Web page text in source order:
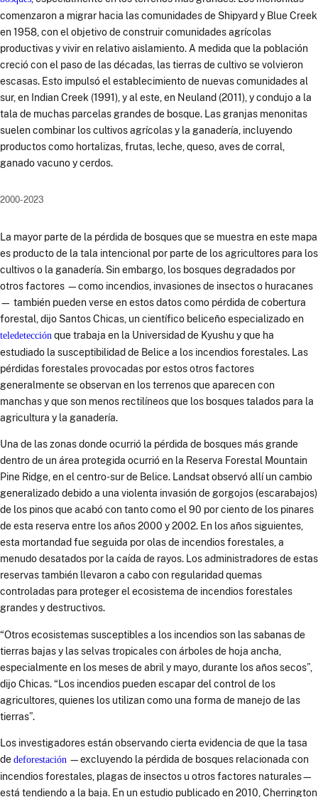
comenzaron a migrar hacia las comunidades de Shipyard y Blue Creek
en 1958, con el objetivo de construir comunidades agrícolas
productivas y vivir en relativo aislamiento. A medida que la población
creció con el paso de las décadas, las tierras de cultivo se volvieron
escasas. Esto impulsó el establecimiento de nuevas comunidades al
sur, en Indian Creek (1991), y al este, en Neuland (2011), y condujo a la
tala de muchas parcelas grandes de bosque. Las granjas menonitas
suelen combinar los cultivos agrícolas y la ganadería, incluyendo
productos como hortalizas, frutas, leche, queso, aves de corral,
ganado vacuno y cerdos.
2000-2023
La mayor parte de la pérdida de bosques que se muestra en este mapa
es producto de la tala intencional por parte de los agricultores para los
cultivos o la ganadería. Sin embargo, los bosques degradados por
otros factores —como incendios, invasiones de insectos o huracanes
— también pueden verse en estos datos como pérdida de cobertura
forestal, dijo Santos Chicas, un científico beliceño especializado en
teledetección que trabaja en la Universidad de Kyushu y que ha
estudiado la susceptibilidad de Belice a los incendios forestales. Las
pérdidas forestales provocadas por estos otros factores
generalmente se observan en los terrenos que aparecen con
manchas y que son menos rectilíneos que los bosques talados para la
agricultura y la ganadería.
Una de las zonas donde ocurrió la pérdida de bosques más grande
dentro de un área protegida ocurrió en la Reserva Forestal Mountain
Pine Ridge, en el centro-sur de Belice. Landsat observó allí un cambio
generalizado debido a una violenta invasión de gorgojos (escarabajos)
de los pinos que acabó con tanto como el 90 por ciento de los pinares
de esta reserva entre los años 2000 y 2002. En los años siguientes,
esta mortandad fue seguida por olas de incendios forestales, a
menudo desatados por la caída de rayos. Los administradores de estas
reservas también llevaron a cabo con regularidad quemas
controladas para proteger el ecosistema de incendios forestales
grandes y destructivos.
“Otros ecosistemas susceptibles a los incendios son las sabanas de
tierras bajas y las selvas tropicales con árboles de hoja ancha,
especialmente en los meses de abril y mayo, durante los años secos”,
dijo Chicas. “Los incendios pueden escapar del control de los
agricultores, quienes los utilizan como una forma de manejo de las
tierras”.
Los investigadores están observando cierta evidencia de que la tasa
dedeforestación —excluyendo la pérdida de bosques relacionada con
incendios forestales, plagas de insectos u otros factores naturales—
está tendiendo a la baja. En un estudio publicado en 2010, Cherrington